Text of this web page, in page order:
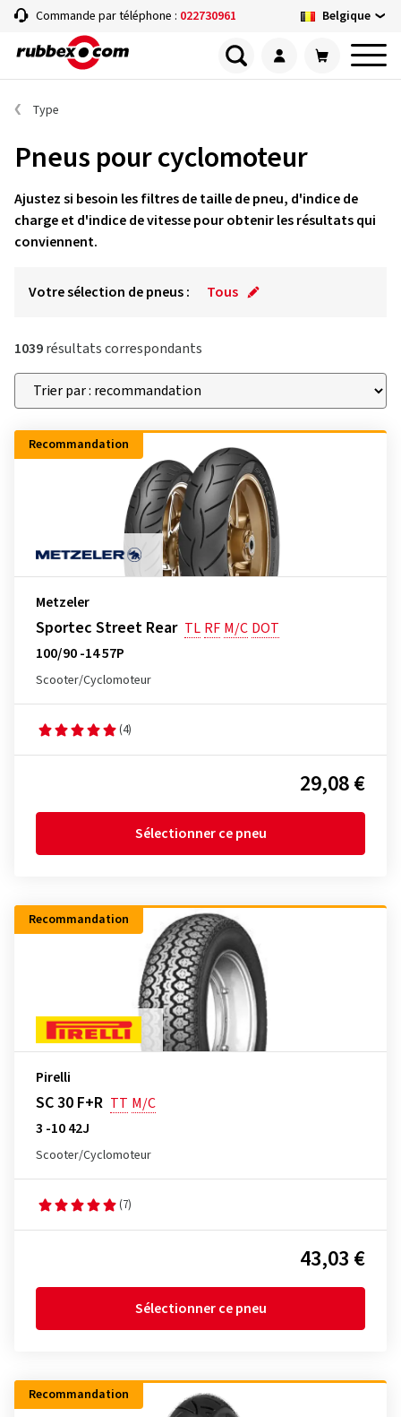
Commande par téléphone : 022730961 Belgique
Type
Pneus pour cyclomoteur
Ajustez si besoin les filtres de taille de pneu, d'indice de
charge et d'indice de vitesse pour obtenir les résultats qui
conviennent.
Votre sélection de pneus : Tous
1039résultats correspondants
Recommandation
Metzeler
Sportec Street Rear TL RF M/C DOT
100/90 -14 57P
Scooter/Cyclomoteur
(4)
29,08 €
Sélectionner ce pneu
Recommandation
Pirelli
SC 30 F+R TT M/C
3 -10 42J
Scooter/Cyclomoteur
(7)
43,03 €
Sélectionner ce pneu
Recommandation